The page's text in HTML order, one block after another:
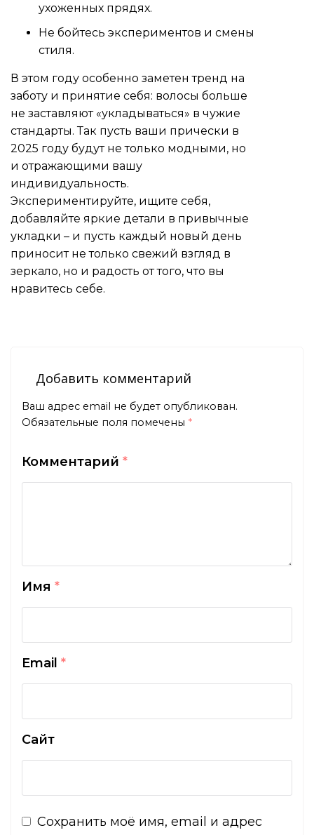
ухоженных прядях.
Не бойтесь экспериментов и смены
стиля.
В этом году особенно заметен тренд на
заботу и принятие себя: волосы больше
не заставляют «укладываться» в чужие
стандарты. Так пусть ваши прически в
2025 году будут не только модными, но
и отражающими вашу
индивидуальность.
Экспериментируйте, ищите себя,
добавляйте яркие детали в привычные
укладки – и пусть каждый новый день
приносит не только свежий взгляд в
зеркало, но и радость от того, что вы
нравитесь себе.
Добавить комментарий
Ваш адрес email не будет опубликован.
Обязательные поля помечены *
Комментарий *
Имя *
Email *
Сайт
Сохранить моё имя, email и адрес